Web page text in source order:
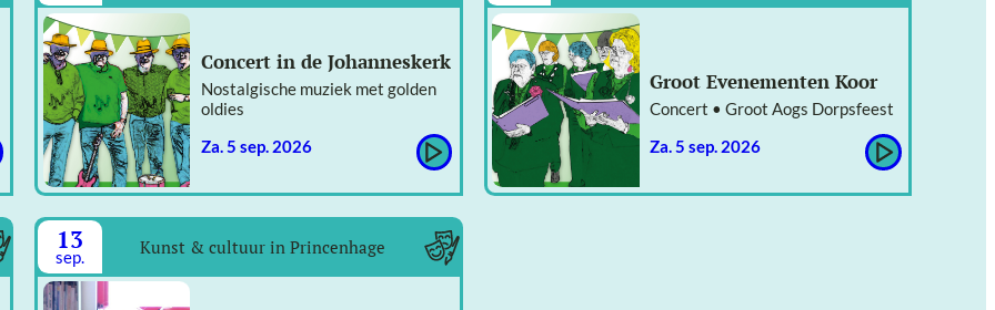
Concert in de Johanneskerk
Nostalgische muziek met golden
oldies
za. 5 sep. 2026
Groot Evenementen Koor
Concert • Groot Aogs Dorpsfeest
za. 5 sep. 2026
13
sep. Kunst & cultuur in Princenhage